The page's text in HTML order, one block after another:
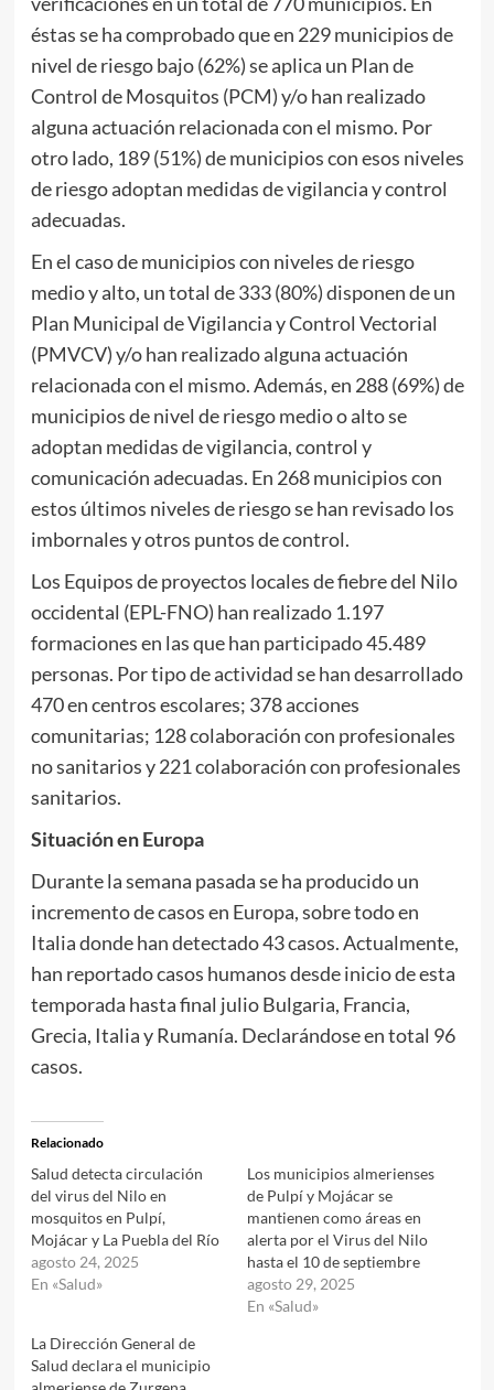
éstas se ha comprobado que en 229 municipios de
nivel de riesgo bajo (62%) se aplica un Plan de
Control de Mosquitos (PCM) y/o han realizado
alguna actuación relacionada con el mismo. Por
otro lado, 189 (51%) de municipios con esos niveles
de riesgo adoptan medidas de vigilancia y control
adecuadas.
En el caso de municipios con niveles de riesgo
medio y alto, un total de 333 (80%) disponen de un
Plan Municipal de Vigilancia y Control Vectorial
(PMVCV) y/o han realizado alguna actuación
relacionada con el mismo. Además, en 288 (69%) de
municipios de nivel de riesgo medio o alto se
adoptan medidas de vigilancia, control y
comunicación adecuadas. En 268 municipios con
estos últimos niveles de riesgo se han revisado los
imbornales y otros puntos de control.
Los Equipos de proyectos locales de fiebre del Nilo
occidental (EPL-FNO) han realizado 1.197
formaciones en las que han participado 45.489
personas. Por tipo de actividad se han desarrollado
470 en centros escolares; 378 acciones
comunitarias; 128 colaboración con profesionales
no sanitarios y 221 colaboración con profesionales
sanitarios.
Situación en Europa
Durante la semana pasada se ha producido un
incremento de casos en Europa, sobre todo en
Italia donde han detectado 43 casos. Actualmente,
han reportado casos humanos desde inicio de esta
temporada hasta final julio Bulgaria, Francia,
Grecia, Italia y Rumanía. Declarándose en total 96
casos.
Relacionado
Salud detecta circulación
del virus del Nilo en
mosquitos en Pulpí,
Mojácar y La Puebla del Río
agosto 24, 2025
En «Salud»
Los municipios almerienses
de Pulpí y Mojácar se
mantienen como áreas en
alerta por el Virus del Nilo
hasta el 10 de septiembre
agosto 29, 2025
En «Salud»
La Dirección General de
Salud declara el municipio